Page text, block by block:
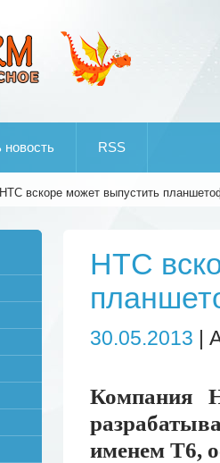
новость RSS
вскоре может выпустить
HTC
30.05.2013 |
Компания
именем Т6,